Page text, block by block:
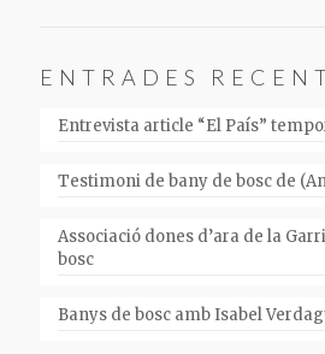
ENTRADES
Entrevista article “El País”
Testimoni de bany de bosc de
Associació dones d’ara de la
bosc
Banys de bosc amb Isabel